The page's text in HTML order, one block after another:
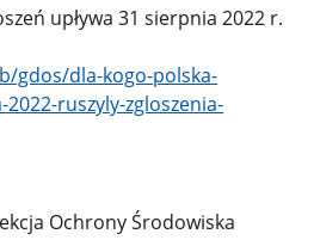
upływa 31 sierpnia 2022 r.
gdos/dla-kogo-polska-
ruszyly-zgloszenia-
Ochrony Środowiska